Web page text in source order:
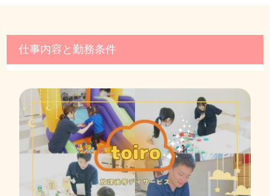
仕事内容と勤務条件